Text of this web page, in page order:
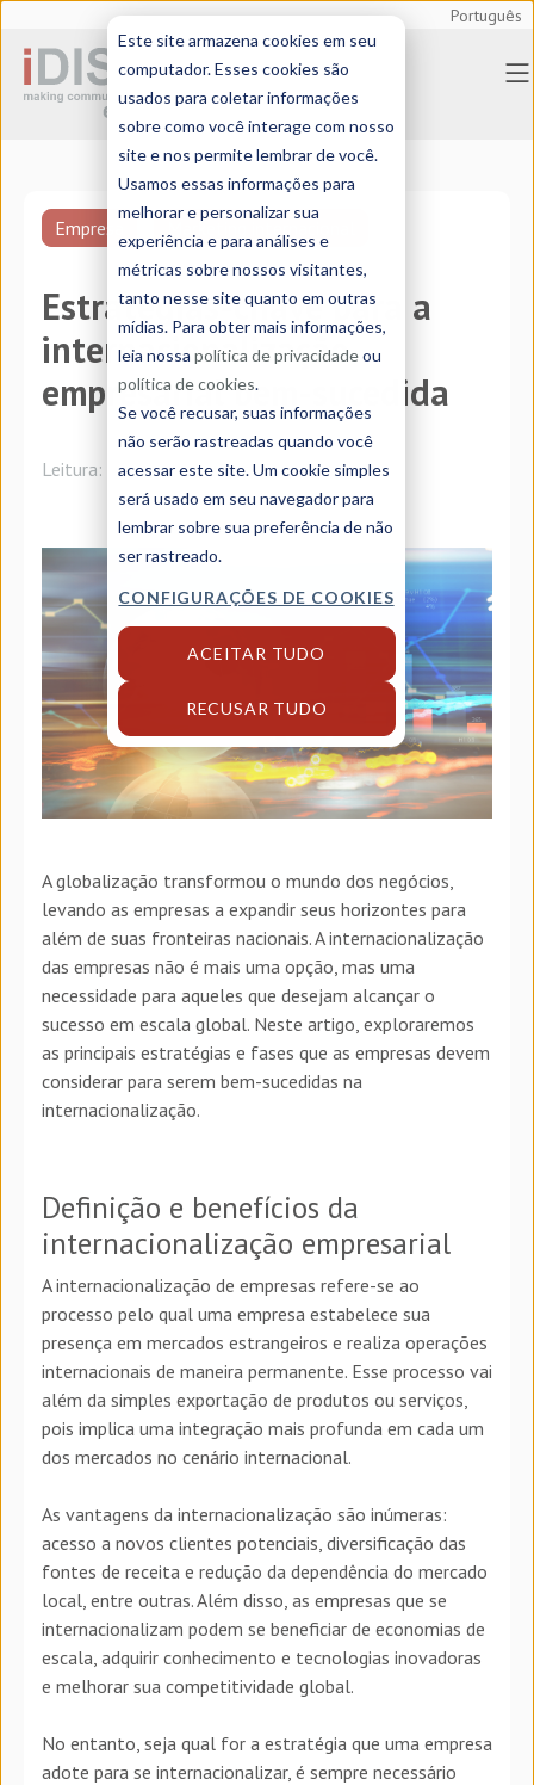
Este site armazena cookies em seu
computador. Esses cookies são
usados para coletar informações
sobre como você interage com nosso
site e nos permite lembrar de você.
Usamos essas informações para
melhorar e personalizar sua
experiência e para análises e
métricas sobre nossos visitantes,
tanto nesse site quanto em outras
mídias. Para obter mais informações,
leia nossa política de privacidadeou
política de cookies.
Se você recusar, suas informações
não serão rastreadas quando você
acessar este site. Um cookie simples
será usado em seu navegador para
lembrar sobre sua preferência de não
ser rastreado.
CONFIGURAÇÕES DE COOKIES
ACEITAR TUDO
RECUSAR TUDO
Português
Empresa Marketing internacional
Estratégias-chave para a
internacionalização
empresarial bem-sucedida
Leitura: 4 minutos
A globalização transformou o mundo dos negócios,
levando as empresas a expandir seus horizontes para
além de suas fronteiras nacionais. A internacionalização
das empresas não é mais uma opção, mas uma
necessidade para aqueles que desejam alcançar o
sucesso em escala global. Neste artigo, exploraremos
as principais estratégias e fases que as empresas devem
considerar para serem bem-sucedidas na
internacionalização.
Definição e benefícios da
internacionalização empresarial
A internacionalização de empresas refere-se ao
processo pelo qual uma empresa estabelece sua
presença em mercados estrangeiros e realiza operações
internacionais de maneira permanente. Esse processo vai
além da simples exportação de produtos ou serviços,
pois implica uma integração mais profunda em cada um
dos mercados no cenário internacional.
As vantagens da internacionalização são inúmeras:
acesso a novos clientes potenciais, diversificação das
fontes de receita e redução da dependência do mercado
local, entre outras. Além disso, as empresas que se
internacionalizam podem se beneficiar de economias de
escala, adquirir conhecimento e tecnologias inovadoras
e melhorar sua competitividade global.
No entanto, seja qual for a estratégia que uma empresa
adote para se internacionalizar, é sempre necessário